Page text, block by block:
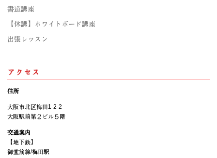
書道講座
【休講】ホワイトボード講座
出張レッスン
アクセス
住所
大阪市北区梅田1-2-2
大阪駅前第２ビル５階
交通案内
【地下鉄】
御堂筋線/梅田駅